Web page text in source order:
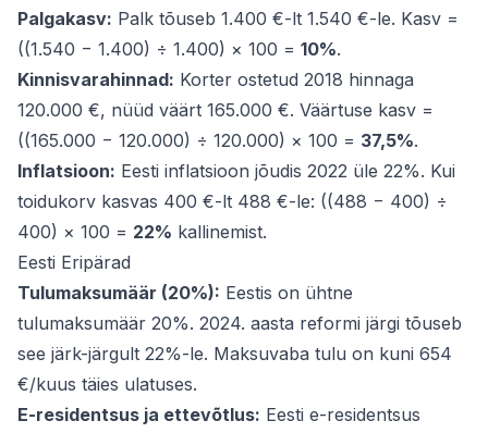
Palgakasv: Palk tõuseb 1.400 €-lt 1.540 €-le. Kasv =
((1.540 − 1.400) ÷ 1.400) × 100 = 10%.
Kinnisvarahinnad: Korter ostetud 2018 hinnaga
120.000 €, nüüd väärt 165.000 €. Väärtuse kasv =
((165.000 − 120.000) ÷ 120.000) × 100 = 37,5%.
Inflatsioon: Eesti inflatsioon jõudis 2022 üle 22%. Kui
toidukorv kasvas 400 €-lt 488 €-le: ((488 − 400) ÷
400) × 100 = 22% kallinemist.
Eesti Eripärad
Tulumaksumäär (20%): Eestis on ühtne
tulumaksumäär 20%. 2024. aasta reformi järgi tõuseb
see järk-järgult 22%-le. Maksuvaba tulu on kuni 654
€/kuus täies ulatuses.
E-residentsus ja ettevõtlus: Eesti e-residentsus